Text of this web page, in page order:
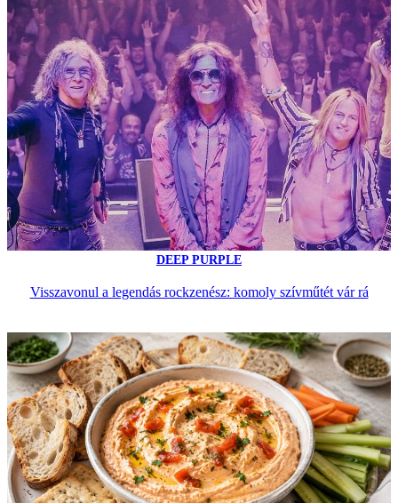
DEEP PURPLE
Visszavonul a legendás rockzenész: komoly szívműtét vár rá